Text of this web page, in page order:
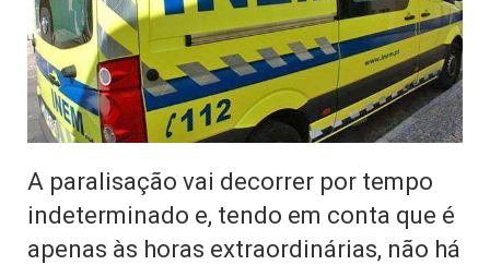
A paralisação vai decorrer por tempo
indeterminado e, tendo em conta que é
apenas às horas extraordinárias, não há